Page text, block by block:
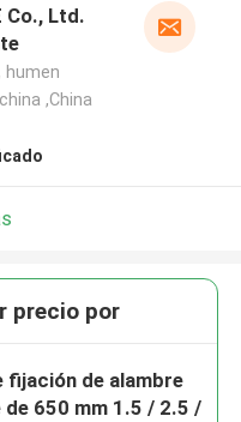
Co., Ltd.
humen
,China
precio por
fijación de alambre
de 650 mm 1.5 / 2.5 /